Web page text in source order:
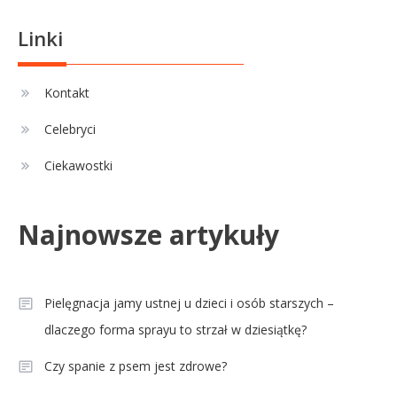
Linki
Kontakt
Celebryci
Ciekawostki
Najnowsze artykuły
Pielęgnacja jamy ustnej u dzieci i osób starszych –
dlaczego forma sprayu to strzał w dziesiątkę?
Czy spanie z psem jest zdrowe?